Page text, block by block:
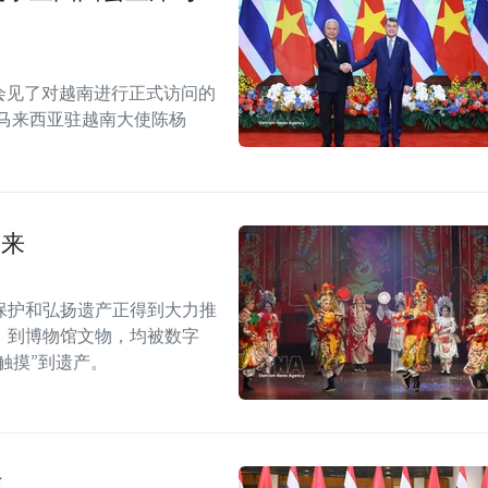
了对越南进行正式访问的
来西亚驻越南大使陈杨
和弘扬遗产正得到大力推
博物馆文物，均被数字
”到遗产。